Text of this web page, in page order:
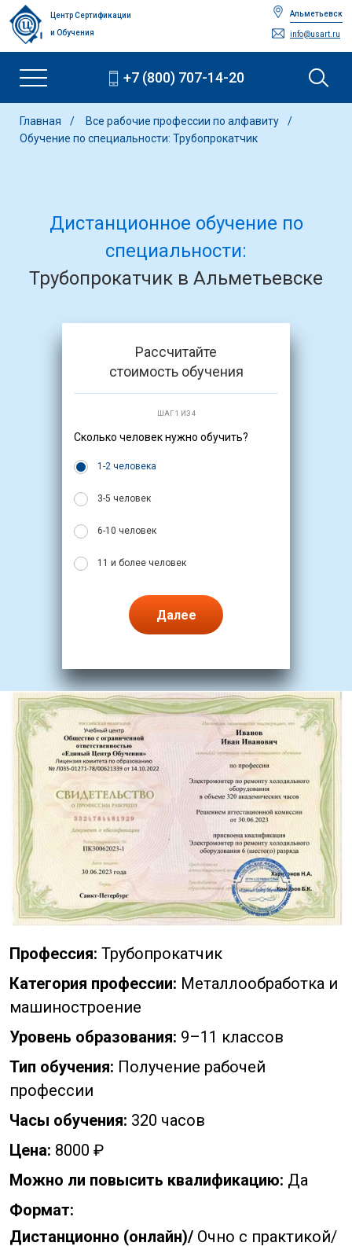
Центр Сертификации
и Обучения
Альметьевск
info@usart.ru
+7 (800) 707-14-20
Главная
Все рабочие профессии по алфавиту
Обучение по специальности: Трубопрокатчик
Дистанционное обучение по
специальности:
Трубопрокатчик в Альметьевске
Рассчитайте
стоимость обучения
ШАГ 1 ИЗ 4
Сколько человек нужно обучить?
1-2 человека
3-5 человек
6-10 человек
11 и более человек
Далее
Профессия: Трубопрокатчик
Категория профессии: Металлообработка и
машиностроение
Уровень образования: 9–11 классов
Тип обучения: Получение рабочей
профессии
Часы обучения: 320 часов
Цена: 8000 ₽
Можно ли повысить квалификацию: Да
Формат:
Дистанционно (онлайн)/ Очно с практикой/